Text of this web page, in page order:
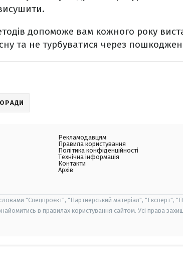
допоможе вам кожного року
та не турбуватися через
Рекламодавцям
Правила користування
Політика конфіденційності
Технічна інформація
Контакти
Архів
словами "Спецпроєкт", "Партнерський матеріал", "Експерт",
в правилах користування сайтом. Усі права